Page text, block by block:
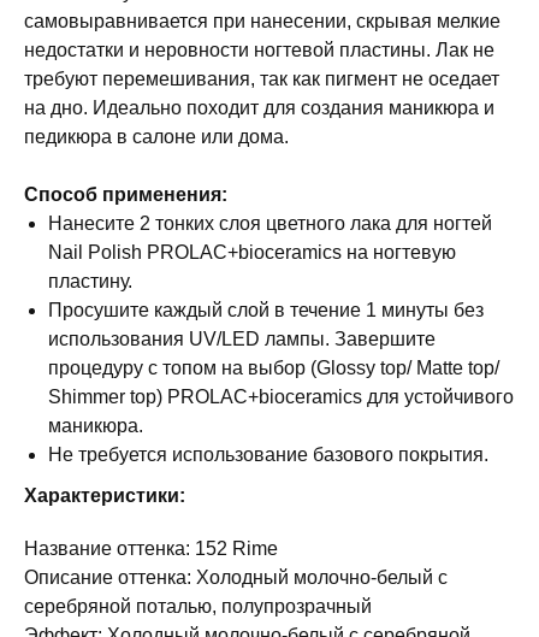
самовыравнивается при нанесении, скрывая мелкие
недостатки и неровности ногтевой пластины. Лак не
требуют перемешивания, так как пигмент не оседает
на дно. Идеально походит для создания маникюра и
педикюра в салоне или дома.
Способ применения:
Нанесите 2 тонких слоя цветного лака для ногтей
Nail Polish PROLAC+bioceramics на ногтевую
пластину.
Просушите каждый слой в течение 1 минуты без
использования UV/LED лампы. Завершите
процедуру с топом на выбор (Glossy top/ Matte top/
Shimmer top) PROLAC+bioceramics для устойчивого
маникюра.
Не требуется использование базового покрытия.
Характеристики:
Название оттенка: 152 Rime
Описание оттенка: Холодный молочно-белый с
серебряной поталью, полупрозрачный